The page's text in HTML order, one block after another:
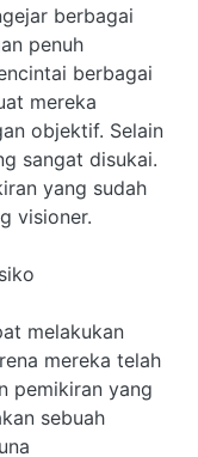
berbagai
penuh
berbagai
mereka
objektif. Selain
sangat disukai.
yang sudah
visioner.
melakukan
mereka telah
pemikiran yang
sebuah